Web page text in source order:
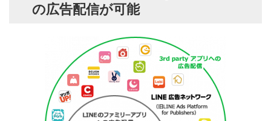
の広告配信が可能